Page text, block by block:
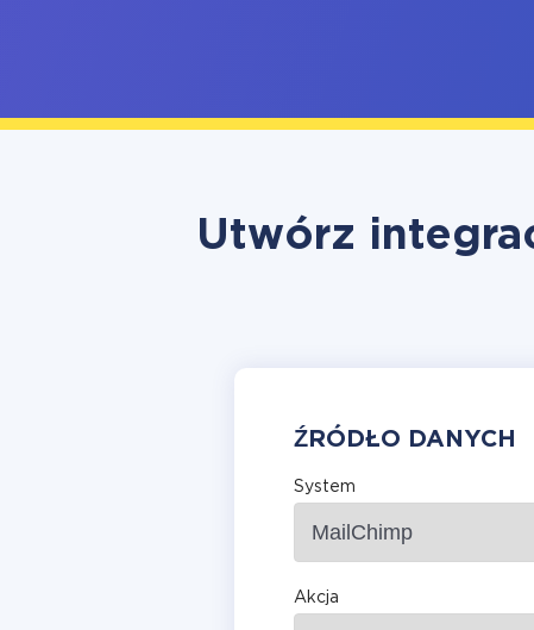
Utwórz
ŹRÓDŁO DANYCH
System
Akcja